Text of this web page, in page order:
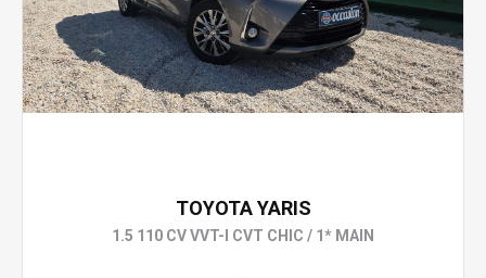
TOYOTA YARIS
1.5 110 CV VVT-I CVT CHIC / 1* MAIN